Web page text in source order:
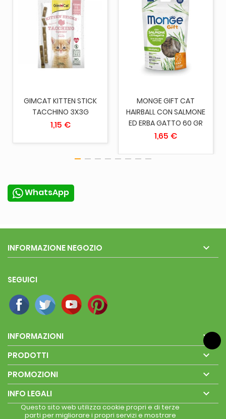
GIMCAT KITTEN STICK
TACCHINO 3X3G
1,15 €
MONGE GIFT CAT
HAIRBALL CON SALMONE
ED ERBA GATTO 60 GR
1,65 €
WhatsApp
INFORMAZIONE NEGOZIO 
SEGUICI
INFORMAZIONI 
PRODOTTI 
PROMOZIONI 
INFO LEGALI 
Questo sito web utilizza cookie propri e di terze
parti per migliorare i propri servizi e mostrare